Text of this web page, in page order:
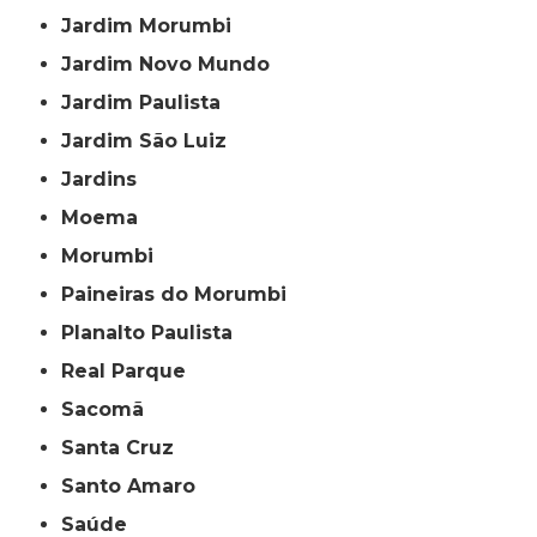
Jardim Morumbi
Jardim Novo Mundo
Jardim Paulista
Jardim São Luiz
Jardins
Moema
Morumbi
Paineiras do Morumbi
Planalto Paulista
Real Parque
Sacomã
Santa Cruz
Santo Amaro
Saúde